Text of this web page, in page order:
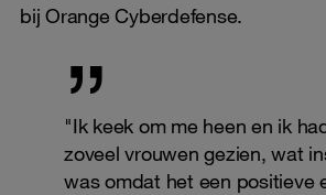
bij Orange Cyberdefense.
"Ik keek om me heen en ik
zoveel vrouwen gezien, wat
was omdat het een positieve